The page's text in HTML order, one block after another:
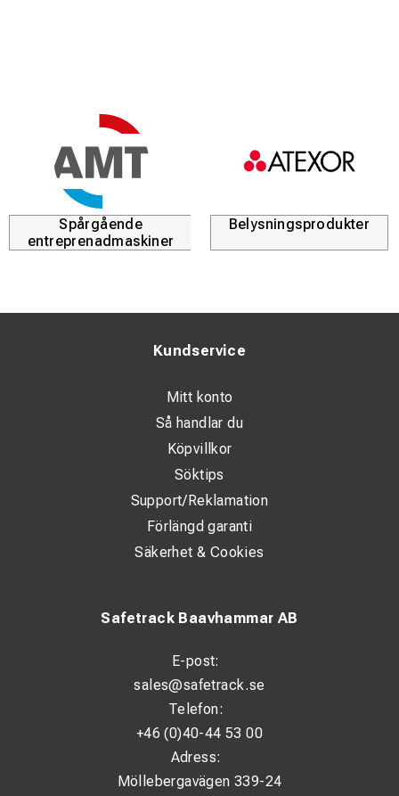
Spårgående
entreprenadmaskiner
Belysningsprodukter
Safetrack Baavhammar AB
E-post:
sales@safetrack.se
Telefon:
+46 (0)40-44 53 00
Adress:
Möllebergavägen 339-24
Kundservice
Mitt konto
Så handlar du
Köpvillkor
Söktips
Support/Reklamation
Förlängd garanti
Säkerhet & Cookies